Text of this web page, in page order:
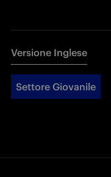
Versione Inglese
Settore Giovanile